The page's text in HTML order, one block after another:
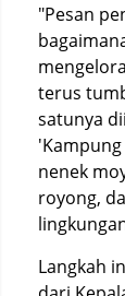
"Pesan
terus
satunya
nenek
royong,
Langkah